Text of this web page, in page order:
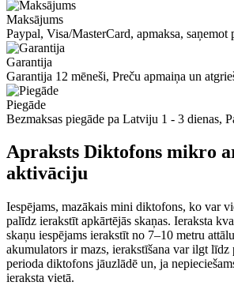
Maksājums
Paypal, Visa/MasterCard, apmaksa, saņemot
Garantija
Garantija 12 mēneši, Preču apmaiņa un
Piegāde
Bezmaksas piegāde pa Latviju 1 - 3 dienas,
Apraksts Diktofons mikro
aktivāciju
Iespējams, mazākais mini diktofons, ko var
palīdz ierakstīt apkārtējās skaņas. Ieraksta
skaņu iespējams ierakstīt no 7–10 metru
akumulators ir mazs, ierakstīšana var ilgt līdz
perioda diktofons jāuzlādē un, ja
ieraksta vietā.